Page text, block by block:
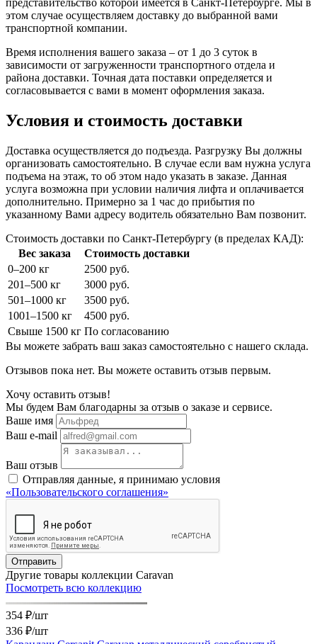
представительство которой имеется в Санкт-Петербурге. Мы в
этом случае осуществляем доставку до выбранной вами
транспортной компании.
Время исполнения вашего заказа – от 1 до 3 суток в
зависимости от загруженности транспортного отдела и
района доставки. Точная дата поставки определяется и
согласовывается с вами в момент оформления заказа.
Условия и стоимость доставки
Доставка осуществляется до подъезда. Разгрузку Вы должны
организовать самостоятельно. В случае если вам нужна услуга
подъема на этаж, то об этом надо указать в заказе. Данная
услуга возможна при условии наличия лифта и оплачивается
дополнительно. Примерно за 1 час до прибытия по
указанному Вами адресу водитель обязательно Вам позвонит.
Стоимость доставки по Санкт-Петербургу (в пределах КАД):
Вес заказа
Стоимость доставки
0–200 кг
2500 руб.
201–500 кг
3000 руб.
501–1000 кг
3500 руб.
1001–1500 кг
4500 руб.
Свыше 1500 кг По согласованию
Вы можете забрать ваш заказ самостоятельно с нашего склада.
Отзывов пока нет. Вы можете оставить отзыв первым.
Хочу оставить отзыв!
Мы будем Вам благодарны за отзыв о заказе и сервисе.
Ваше имя
Ваш e-mail
Ваш отзыв
Отправляя данные, я принимаю условия
«Пользовательского соглашения»
Отправить
Другие товары коллекции Caravan
Посмотреть всю коллекцию
354 ₽/шт
336 ₽/шт